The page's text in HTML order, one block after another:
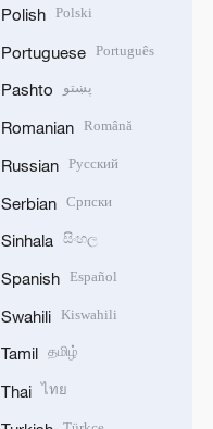
Polish Polski
Portuguese Português
Pashto پښتو
Romanian Română
Russian Русский
Serbian Српски
Sinhala සිංහල
Spanish Español
Swahili Kiswahili
Tamil தமிழ்
Thai ไทย